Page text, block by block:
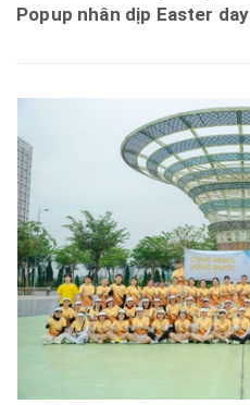
Popup nhân dịp Easter day